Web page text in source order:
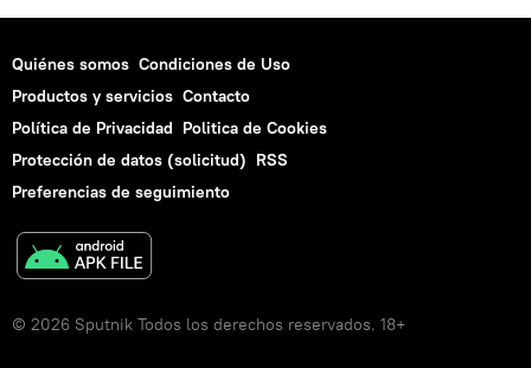
Quiénes somos Condiciones de Uso
Productos y servicios Contacto
Política de Privacidad Politica de Cookies
Protección de datos (solicitud) RSS
Preferencias de seguimiento
© 2026 Sputnik Todos los derechos reservados. 18+